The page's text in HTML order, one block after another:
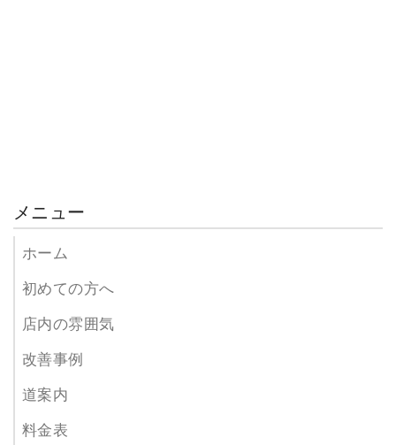
セルフケア指導
メニュー
ホーム
初めての方へ
店内の雰囲気
改善事例
道案内
料金表